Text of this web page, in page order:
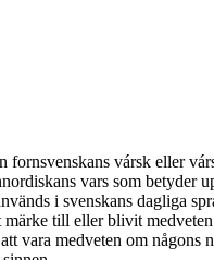
fornsvenskans vársk eller
vars som betyder
i svenskans dagliga
märke till eller blivit
vara medveten om någons